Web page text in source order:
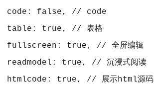
code: false, // code
table: true, // 表格
fullscreen: true, // 全屏编辑
readmodel: true, // 沉浸式阅读
htmlcode: true, // 展示html源码